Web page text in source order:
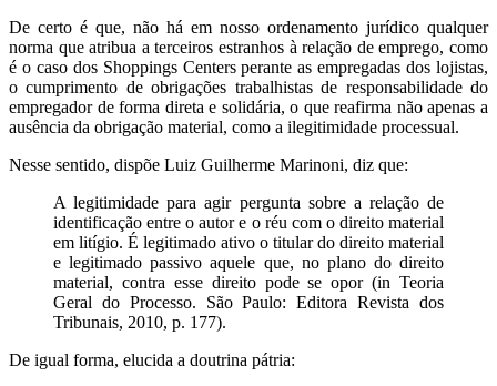
De certo é que, não há em nosso ordenamento jurídico qualquer
norma que atribua a terceiros estranhos à relação de emprego, como
é o caso dos Shoppings Centers perante as empregadas dos lojistas,
o cumprimento de obrigações trabalhistas de responsabilidade do
empregador de forma direta e solidária, o que reafirma não apenas a
ausência da obrigação material, como a ilegitimidade processual.
Nesse sentido, dispõe Luiz Guilherme Marinoni, diz que:
A legitimidade para agir pergunta sobre a relação de
identificação entre o autor e o réu com o direito material
em litígio. É legitimado ativo o titular do direito material
e legitimado passivo aquele que, no plano do direito
material, contra esse direito pode se opor (in Teoria
Geral do Processo. São Paulo: Editora Revista dos
Tribunais, 2010, p. 177).
De igual forma, elucida a doutrina pátria: